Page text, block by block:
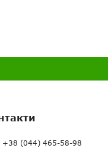
+38 (044) 465-58-98